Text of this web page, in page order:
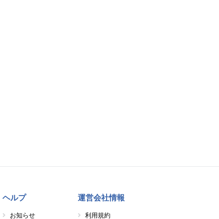
ヘルプ
お知らせ
運営会社情報
利用規約